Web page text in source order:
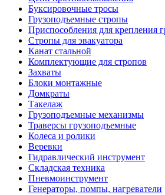
Буксировочные тросы
Грузоподъемные стропы
Приспособления для крепления
Стропы для эвакуатора
Канат стальной
Комплектующие для стропов
Захваты
Блоки монтажные
Домкраты
Такелаж
Грузоподъемные механизмы
Траверсы грузоподъемные
Колеса и ролики
Веревки
Гидравлический инструмент
Складская техника
Пневмоинструмент
Генераторы, помпы, нагреватели